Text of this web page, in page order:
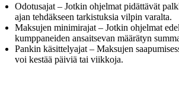
Odotusajat – Jotkin ohjelmat pidättävät
ajan tehdäkseen tarkistuksia vilpin varalta.
Maksujen minimirajat – Jotkin ohjelmat
kumppaneiden ansaitsevan määrätyn
Pankin käsittelyajat – Maksujen
voi kestää päiviä tai viikkoja.